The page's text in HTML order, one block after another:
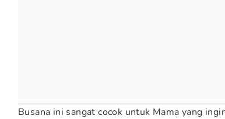
Busana ini sangat cocok untuk Mama yang